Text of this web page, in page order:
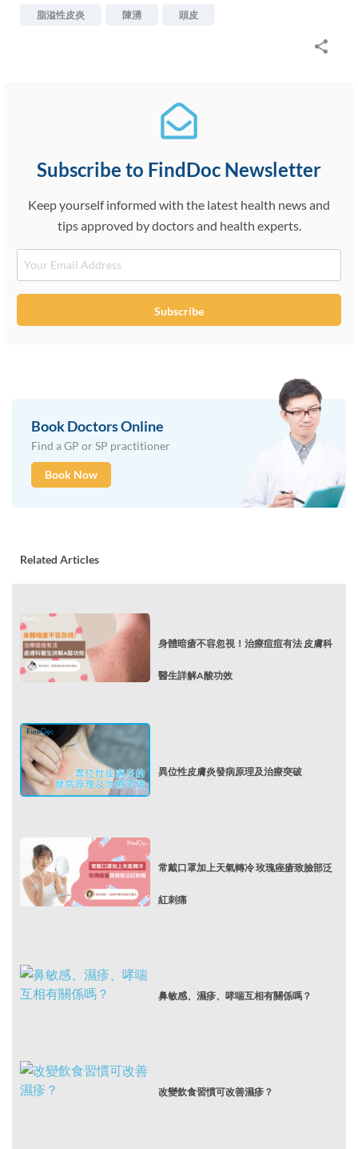
脂溢性皮炎 陳湧 頭皮
Subscribe to FindDoc Newsletter
Keep yourself informed with the latest health news and
tips approved by doctors and health experts.
Subscribe
Book Doctors Online
Find a GP or SP practitioner
Book Now
Related Articles
身體暗瘡不容忽視！治療痘痘有法 皮膚科
醫生詳解A酸功效
異位性皮膚炎發病原理及治療突破
常戴口罩加上天氣轉冷 玫瑰痤瘡致臉部泛
紅刺痛
鼻敏感、濕疹、哮喘互相有關係嗎？
改變飲食習慣可改善濕疹？